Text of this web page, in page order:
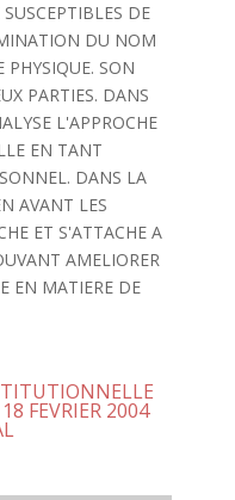
DE
DU NOM
SON
PARTIES. DANS
L'APPROCHE
EN TANT
DANS LA
AVANT LES
ET S'ATTACHE A
AMELIORER
EN MATIERE DE
FEVRIER 2004